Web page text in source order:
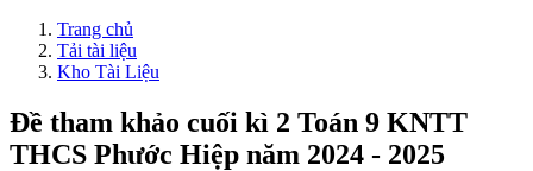
Trang chủ
Tải tài liệu
Kho Tài Liệu
Đề tham khảo cuối kì 2 Toán 9 KNTT
THCS Phước Hiệp năm 2024 - 2025